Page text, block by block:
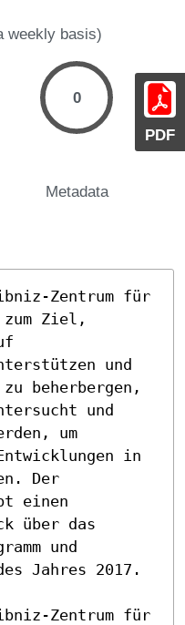
PDF
weekly basis)
0
Metadata
Zentrum für
Ziel,
und
beherbergen,
und
um
in
Der
einen
über das
und
Jahres 2017.
Zentrum für